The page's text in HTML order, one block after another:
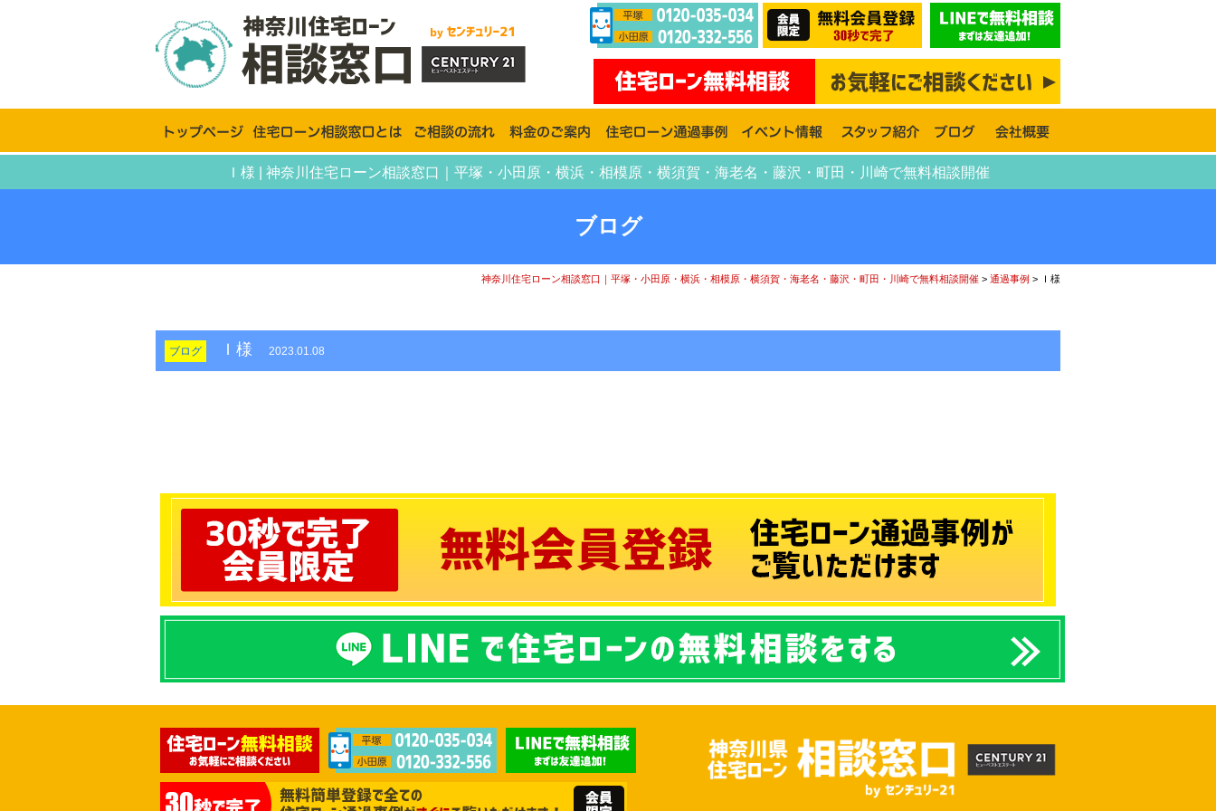
Ｉ様 | 神奈川住宅ローン相談窓口｜平塚・小田原・横浜・相模原・横須賀・海老名・藤沢・町田・川崎で無料相談開催
ブログ
神奈川住宅ローン相談窓口｜平塚・小田原・横浜・相模原・横須賀・海老名・藤沢・町田・川崎で無料相談開催 > 通過事例 > Ｉ様
ブログ Ｉ様 2023.01.08